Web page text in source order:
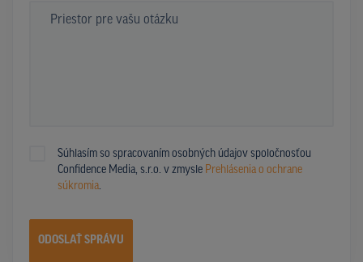
Súhlasím so spracovaním osobných údajov spoločnosťou
Confidence Media, s.r.o. v zmysle Prehlásenia o ochrane
súkromia.
ODOSLAŤ SPRÁVU